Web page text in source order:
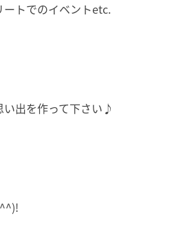
トでのイベントetc.
い出を作って下さい♪